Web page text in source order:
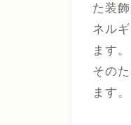
た装
ネル
ます。
その
ます。